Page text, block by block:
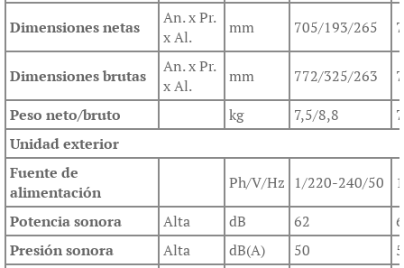
Dimensiones netas
An. x Pr.
x Al.
mm 705/193/265
Dimensiones brutas
An. x Pr.
x Al.
mm 772/325/263
Peso neto/bruto
kg 7,5/8,8
Unidad exterior
Fuente de
alimentación
Ph/V/Hz 1/220-240/50
Potencia sonora
Alta dB 62
Presión sonora
Alta dB(A) 50